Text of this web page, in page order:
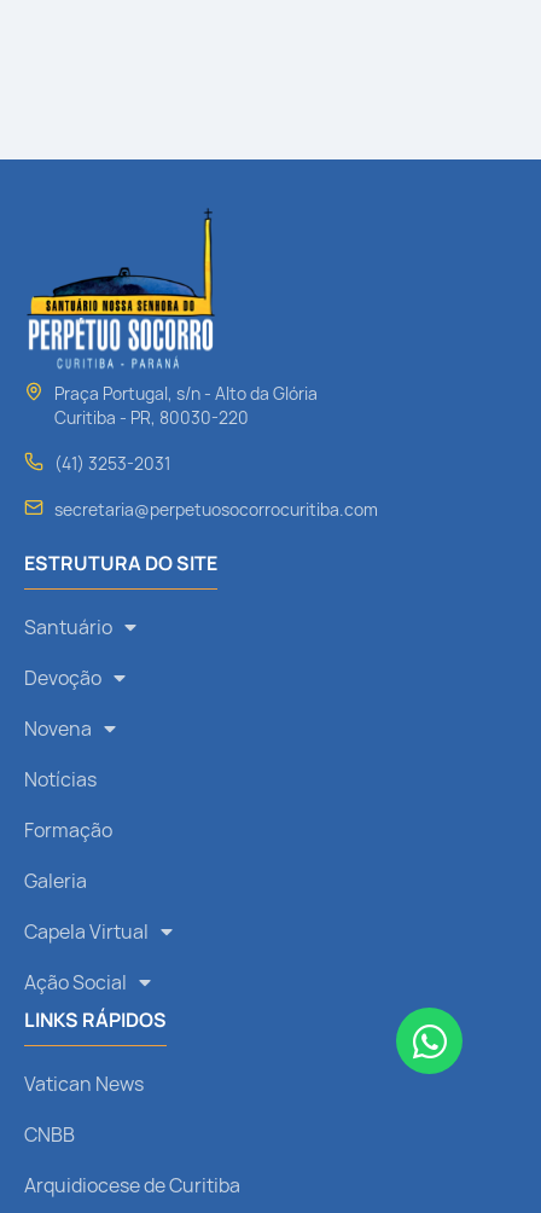
Praça Portugal, s/n - Alto da Glória
Curitiba - PR, 80030-220
(41) 3253-2031
secretaria@perpetuosocorrocuritiba.com
ESTRUTURA DO SITE
Santuário
Devoção
Novena
Notícias
Formação
Galeria
Capela Virtual
Ação Social
LINKS RÁPIDOS
Vatican News
CNBB
Arquidiocese de Curitiba